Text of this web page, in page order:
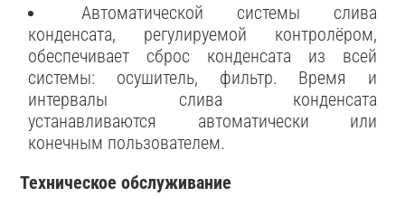
Автоматической системы слива
конденсата, регулируемой контролёром,
обеспечивает сброс конденсата из всей
системы: осушитель, фильтр. Время и
интервалы слива конденсата
устанавливаются автоматически или
конечным пользователем.
Техническое обслуживание